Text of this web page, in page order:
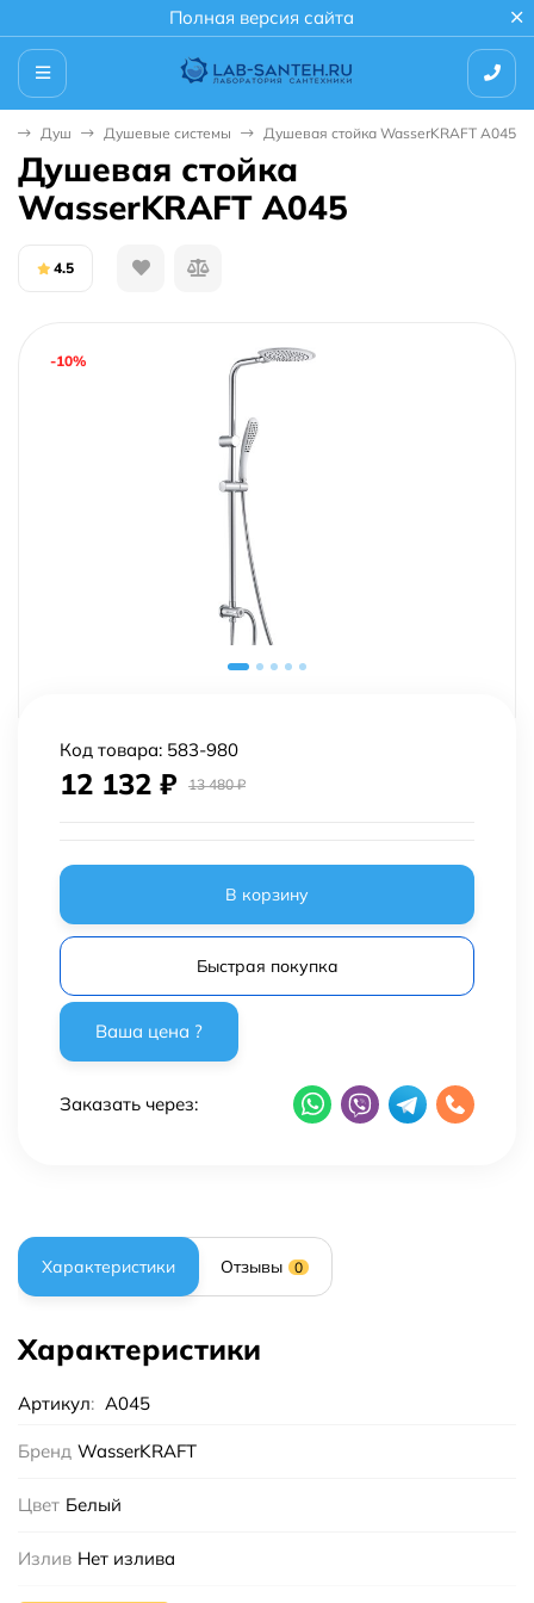
Полная версия сайта
Душ Душевые системы Душевая стойка WasserKRAFT A045
Душевая стойка
WasserKRAFT A045
4.5
-10%
Код товара: 583-980
12 132 ₽ 13 480₽
В корзину
Быстрая покупка
Заказать через:
Характеристики Отзывы 0
Характеристики
Артикул: A045
Бренд WasserKRAFT
Цвет Белый
Излив Нет излива